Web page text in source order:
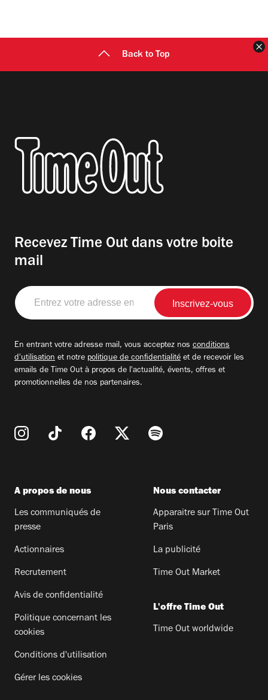
Back to Top
Recevez Time Out dans votre boite
mail
Entrez
votre
adresse
En entrant votre adresse mail, vous acceptez nos conditions
d'utilisation et notre politique de confidentialité et de recevoir les
emails de Time Out à propos de l'actualité, évents, offres et
promotionnelles de nos partenaires.
A propos de nous
Les communiqués de
presse
Actionnaires
Recrutement
Avis de confidentialité
Politique concernant les
cookies
Conditions d'utilisation
Gérer les cookies
Nous contacter
Apparaitre sur Time Out
Paris
La publicité
Time Out Market
L'offre Time Out
Time Out worldwide